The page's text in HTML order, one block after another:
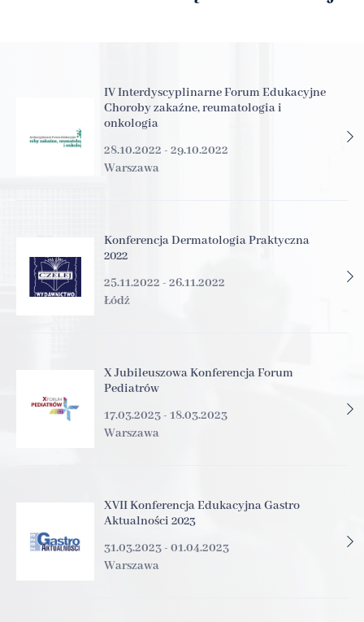
IV Interdyscyplinarne Forum Edukacyjne
Choroby zakaźne, reumatologia i
onkologia
28.10.2022 - 29.10.2022
Warszawa
Konferencja Dermatologia Praktyczna
2022
25.11.2022 - 26.11.2022
Łódź
X Jubileuszowa Konferencja Forum
Pediatrów
17.03.2023 - 18.03.2023
Warszawa
XVII Konferencja Edukacyjna Gastro
Aktualności 2023
31.03.2023 - 01.04.2023
Warszawa